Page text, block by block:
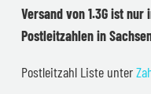
Versand von 1.3G ist
Postleitzahlen in
Postleitzahl Liste unter